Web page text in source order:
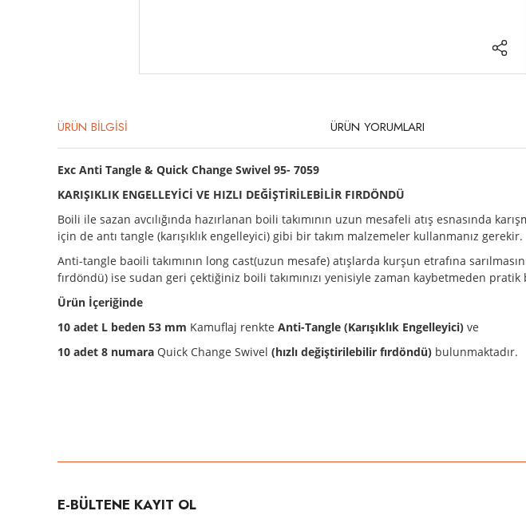
ÜRÜN BİLGİSİ ÜRÜN YORUMLARI
Exc Anti Tangle & Quick Change Swivel 95- 7059
KARIŞIKLIK ENGELLEYİCİ VE HIZLI DEĞİŞTİRİLEBİLİR FIRDÖNDÜ
Boili ile sazan avcılığında hazırlanan boili takımının uzun mesafeli atış esnasında
için de antı tangle (karışıklık engelleyici) gibi bir takım malzemeler kullanmanız gerekir.
Anti-tangle baoili takımının long cast(uzun mesafe) atışlarda kurşun etrafına
fırdöndü) ise sudan geri çektiğiniz boili takımınızı yenisiyle zaman kaybetmeden
Ürün İçeriğinde
10 adet L beden 53 mm Kamuflaj renkte Anti-Tangle (Karışıklık Engelleyici) ve
10 adet 8 numara Quick Change Swivel (hızlı değiştirilebilir fırdöndü) bulunmaktadır.
Ürün açıklamasında eksik bilgiler bulunuyor.
E-BÜLTENE KAYIT OL